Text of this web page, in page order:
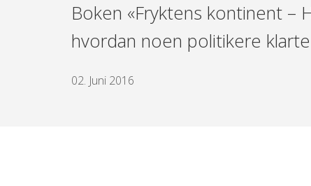
Boken «Fryktens kontinent
hvordan noen politikere
02. Juni 2016